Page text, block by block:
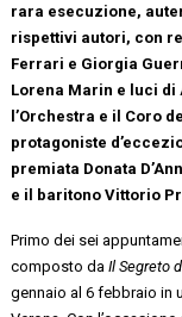
rara esecuzione,
rispettivi autori, con
Ferrari e Giorgia
Lorena Marin e luci di
l’Orchestra e il Coro
protagoniste
premiata Donata
e il baritono Vittorio
Primo dei sei
composto daIl Segreto
gennaio al 6 febbraio in